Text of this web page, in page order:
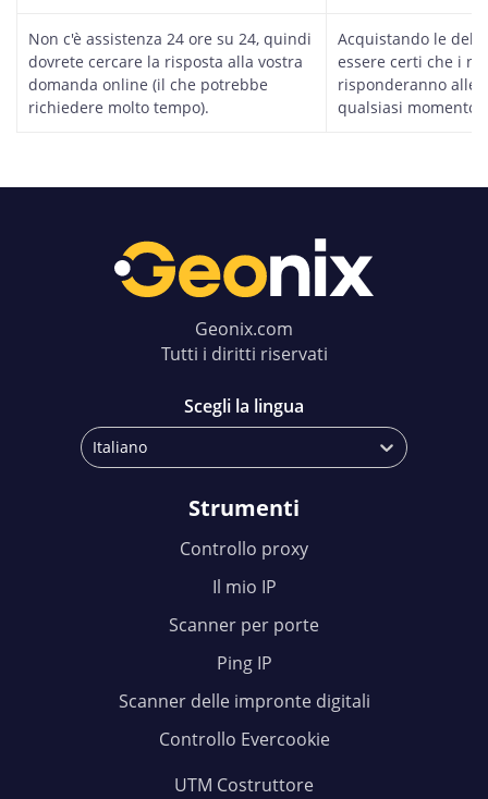
Non c'è assistenza 24 ore su 24, quindi
dovrete cercare la risposta alla vostra
domanda online (il che potrebbe
richiedere molto tempo).
Acquistando le
essere certi che i
risponderanno alle
qualsiasi momento
Geonix.com
Tutti i diritti riservati
Scegli la lingua
Italiano
Strumenti
Controllo proxy
Il mio IP
Scanner per porte
Ping IP
Scanner delle impronte digitali
Controllo Evercookie
UTM Costruttore